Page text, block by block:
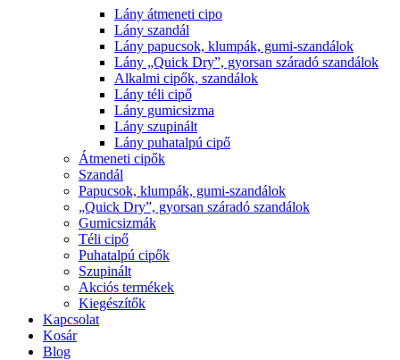
Lány átmeneti cipo
Lány szandál
Lány papucsok, klumpák, gumi-szandálok
Lány „Quick Dry”, gyorsan száradó szandálok
Alkalmi cipők, szandálok
Lány téli cipő
Lány gumicsizma
Lány szupinált
Lány puhatalpú cipő
Átmeneti cipők
Szandál
Papucsok, klumpák, gumi-szandálok
„Quick Dry”, gyorsan száradó szandálok
Gumicsizmák
Téli cipő
Puhatalpú cipők
Szupinált
Akciós termékek
Kiegészítők
Kapcsolat
Kosár
Blog